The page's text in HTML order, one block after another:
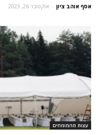
אסף אוהב ציון - אוקטובר 26, 2023
עצות מהמומחים